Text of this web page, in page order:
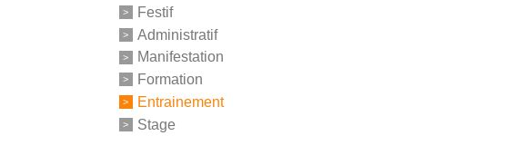
Festif
Administratif
Manifestation
Formation
Entrainement
Stage